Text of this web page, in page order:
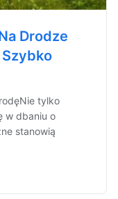
Drodze
tylko
w dbaniu o
stanowią